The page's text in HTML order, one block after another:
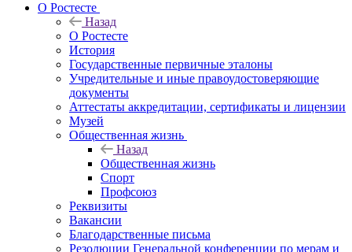
О Ростесте
Назад
О Ростесте
История
Государственные первичные эталоны
Учредительные и иные правоудостоверяющие
документы
Аттестаты аккредитации, сертификаты и лицензии
Музей
Общественная жизнь
Назад
Общественная жизнь
Спорт
Профсоюз
Реквизиты
Вакансии
Благодарственные письма
Резолюции Генеральной конференции по мерам и